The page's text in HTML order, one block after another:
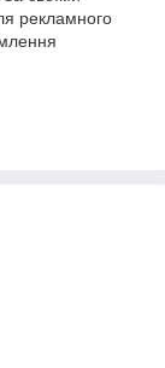
рекламного